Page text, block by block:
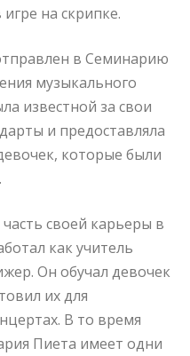
на скрипке.
в Семинарию
музыкального
известной за свои
и предоставляла
которые были
своей карьеры в
как учитель
Он обучал девочек
их для
В то время
Пиета имеет одни